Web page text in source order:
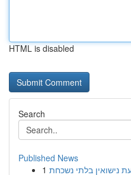
HTML is disabled
Search
Published News
1